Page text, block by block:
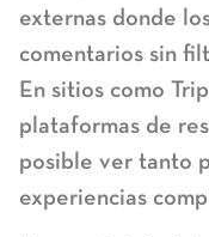
externas donde
comentarios sin
En sitios como
plataformas de
posible ver tanto
experiencias